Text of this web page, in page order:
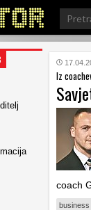
Search
for:
Iz
coach